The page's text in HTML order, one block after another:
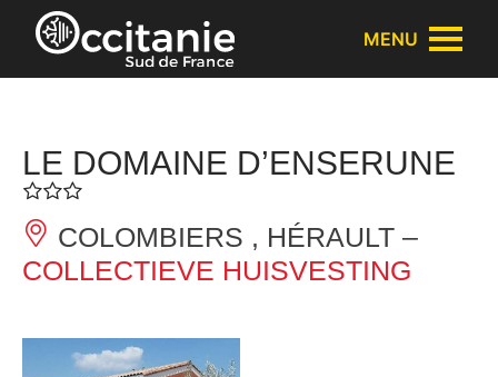
Cookies beheer paneel
MENU
LE DOMAINE D’ENSERUNE
COLOMBIERS , HÉRAULT –
COLLECTIEVE HUISVESTING